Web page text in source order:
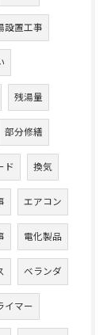
設置工事
残湯量
部分修繕
ド 換気
エアコン
電化製品
ベランダ
イマー